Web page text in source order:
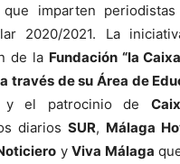
imparten
2020/2021. La
de la Fundación “la
través de su Área de
y el patrocinio de
diarios SUR, Málaga
y Viva Málaga